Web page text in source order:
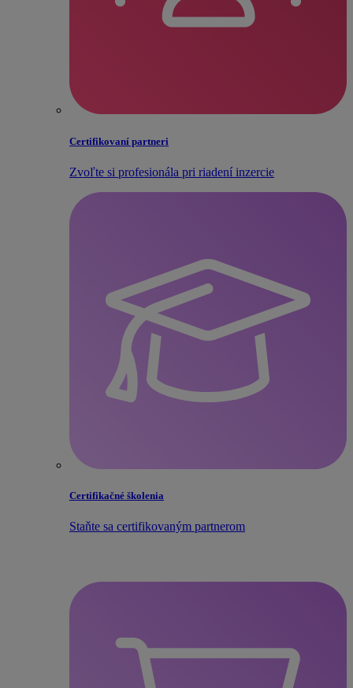
Certifikovaní partneri
Zvoľte si profesionála pri riadení inzercie
Certifikačné školenia
Staňte sa certifikovaným partnerom